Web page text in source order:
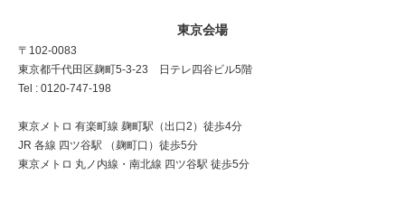
東京会場
〒102-0083
東京都千代田区麹町5-3-23 日テレ四谷ビル5階
Tel : 0120-747-198
東京メトロ 有楽町線 麹町駅（出口2）徒歩4分
JR 各線 四ツ谷駅 （麹町口）徒歩5分
東京メトロ 丸ノ内線・南北線 四ツ谷駅 徒歩5分